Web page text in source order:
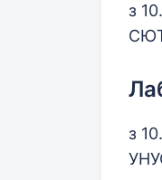
з
з